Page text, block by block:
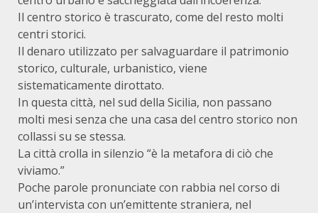
Il centro storico è trascurato, come del resto molti
centri storici.
Il denaro utilizzato per salvaguardare il patrimonio
storico, culturale, urbanistico, viene
sistematicamente dirottato.
In questa città, nel sud della Sicilia, non passano
molti mesi senza che una casa del centro storico non
collassi su se stessa.
La città crolla in silenzio “è la metafora di ciò che
viviamo.”
Poche parole pronunciate con rabbia nel corso di
un’intervista con un’emittente straniera, nel